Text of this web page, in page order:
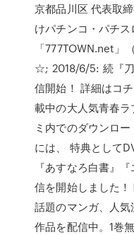
京都品川区 代表取
けパチンコ・パチ
「777TOWN.net」
☆; 2018/6/5: 続『
信開始！ 詳細はコ
載中の大人気青春
ミ内でのダウンロ
には、 特典として
『あすなろ白書』
信を開始しました
話題のマンガ、人
作品を配信中。1巻